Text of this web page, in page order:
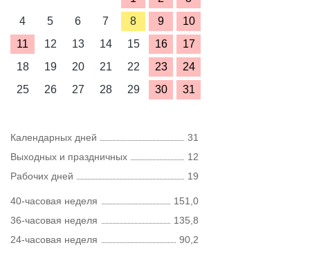
4
5 6 7 8 9
10
11
12 13 14 15 16
17
18
19 20 21 22 23
24
25
26 27 28 29 30 31
Календарных дней
31
Выходных и праздничных
12
Рабочих дней
19
40-часовая неделя
151,0
36-часовая неделя
135,8
24-часовая неделя
90,2